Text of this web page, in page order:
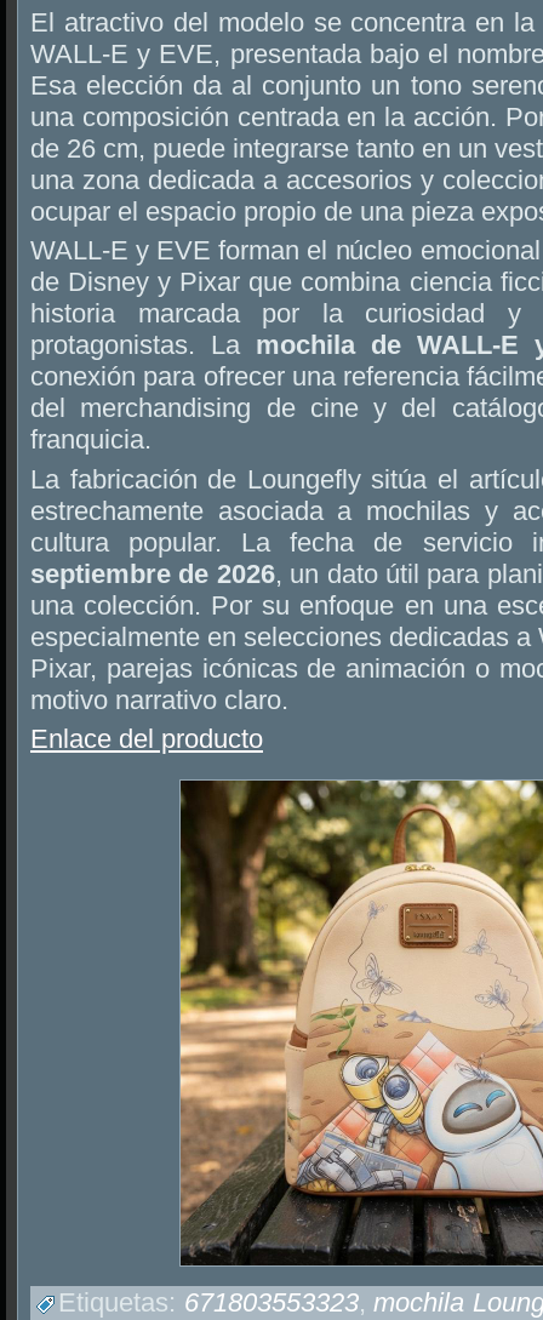
El atractivo del modelo se concentra en
WALL-E y EVE, presentada bajo el
Esa elección da al conjunto un tono
una composición centrada en la acción.
de 26 cm, puede integrarse tanto en un
una zona dedicada a accesorios y
ocupar el espacio propio de una pieza
WALL-E y EVE forman el núcleo
de Disney y Pixar que combina ciencia
historia marcada por la curiosidad
protagonistas. La mochila de WALL-E
conexión para ofrecer una referencia
del merchandising de cine y del
franquicia.
La fabricación de Loungefly sitúa el
estrechamente asociada a mochilas y
cultura popular. La fecha de
septiembre de 2026, un dato útil para
una colección. Por su enfoque en una
especialmente en selecciones dedicadas a
Pixar, parejas icónicas de animación o
motivo narrativo claro.
Enlace del producto
Etiquetas: 671803553323,mochila